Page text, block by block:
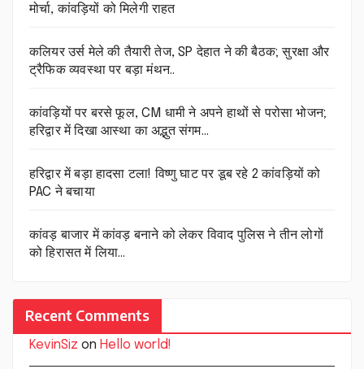
मोर्चा, कांवड़ियों को मिलेगी राहत
कलियर उर्स मेले की तैयारी तेज, SP देहात ने की बैठक; सुरक्षा और
ट्रैफिक व्यवस्था पर बड़ा मंथन..
कांवड़ियों पर बरसे फूल, CM धामी ने अपने हाथों से परोसा भोजन;
हरिद्वार में दिखा आस्था का अद्भुत संगम…
हरिद्वार में बड़ा हादसा टला! विष्णु घाट पर डूब रहे 2 कांवड़ियों को
PAC ने बचाया
कांवड़ बाजार में कांवड़ बनाने को लेकर विवाद पुलिस ने तीन लोगों
को हिरासत में लिया…
Recent Comments
KevinSiz on Hello world!